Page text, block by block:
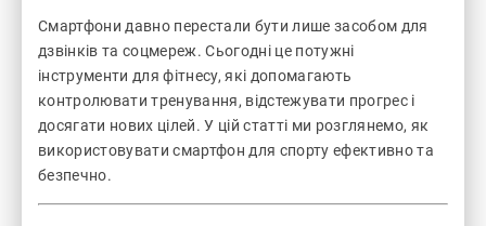
Смартфони давно перестали бути лише засобом для
дзвінків та соцмереж. Сьогодні це потужні
інструменти для фітнесу, які допомагають
контролювати тренування, відстежувати прогрес і
досягати нових цілей. У цій статті ми розглянемо, як
використовувати смартфон для спорту ефективно та
безпечно.